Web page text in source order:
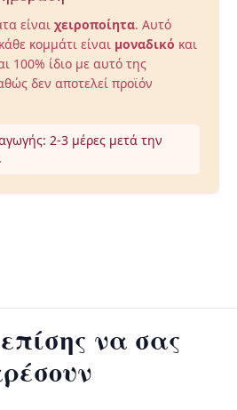
είναι χειροποίητα. Αυτό
κομμάτι είναι μοναδικό και
100% ίδιο με αυτό της
δεν αποτελεί προϊόν
2-3 μέρες μετά την
να σας